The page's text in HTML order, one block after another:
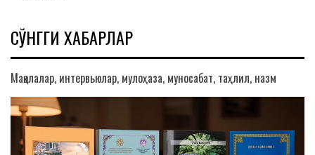
СЎНГГИ ХАБАРЛАР
Мақолалар, интервьюлар, мулоҳаза, муносабат, таҳлил, назм